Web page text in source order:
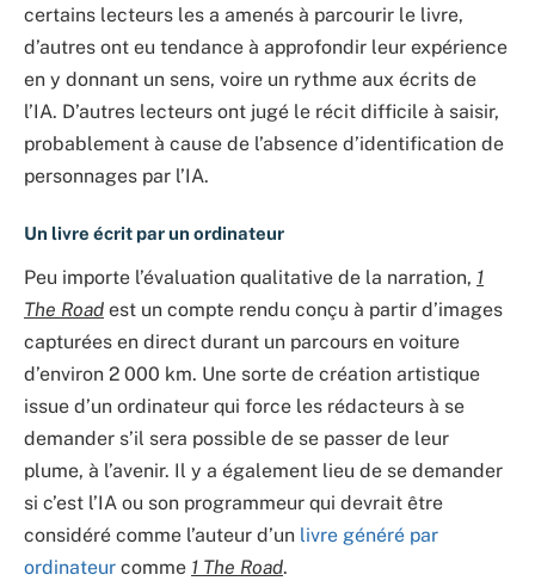
certains lecteurs les a amenés à parcourir le livre,
d’autres ont eu tendance à approfondir leur expérience
en y donnant un sens, voire un rythme aux écrits de
l’IA. D’autres lecteurs ont jugé le récit difficile à saisir,
probablement à cause de l’absence d’identification de
personnages par l’IA.
Un livre écrit par un ordinateur
Peu importe l’évaluation qualitative de la narration, 1
The Road est un compte rendu conçu à partir d’images
capturées en direct durant un parcours en voiture
d’environ 2 000 km. Une sorte de création artistique
issue d’un ordinateur qui force les rédacteurs à se
demander s’il sera possible de se passer de leur
plume, à l’avenir. Il y a également lieu de se demander
si c’est l’IA ou son programmeur qui devrait être
considéré comme l’auteur d’un livre généré par
ordinateur comme 1 The Road.